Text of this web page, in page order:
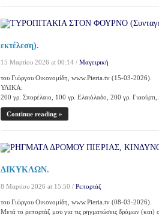
εκτέλεση).
15 Μαρτίου 2026 at 00:14 / Μαγειρική
του Γιώργου Οικονομίδη, www.Pieria.tv (15-03-2026).
ΥΛΙΚΑ:
200 γρ. Σπορέλαιο, 100 γρ. Ελαιόλαδο, 200 γρ.
Continue reading »
ΔΙΚΥΚΛΩΝ.
8 Μαρτίου 2026 at 15:50 / Ρεπορτάζ
του Γιώργου Οικονομίδη, www.Pieria.tv (08-03-2026).
Μετά το ρεπορτάζ μου για τις ρηγματώσεις δρόμων (και)